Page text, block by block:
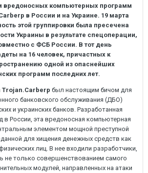
вредоносных компьютерных программ
в России и на Украине. 19 марта
этой группировки была пресечена
Украины в результате спецоперации,
с ФСБ России. В тот день
на 16 человек, причастных к
одной из опаснейших
программ последних лет.
Trojan.Carberp был настоящим бичом для
банковского обслуживания (ДБО)
и украинских банков. Разработанная
в России, эта вредоносная компьютерная
элементом мощной преступной
для хищения денежных средств как
лиц. В нее входили разработчики,
не только совершенствованием самого
модулей, направленных на атаки